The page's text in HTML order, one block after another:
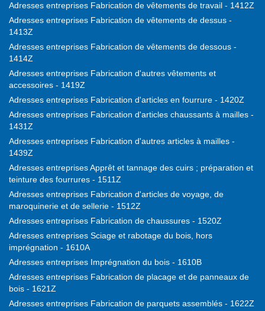
Adresses entreprises Fabrication de vêtements de travail - 1412Z
Adresses entreprises Fabrication de vêtements de dessus -
1413Z
Adresses entreprises Fabrication de vêtements de dessous -
1414Z
Adresses entreprises Fabrication d'autres vêtements et
accessoires - 1419Z
Adresses entreprises Fabrication d'articles en fourrure - 1420Z
Adresses entreprises Fabrication d'articles chaussants à mailles -
1431Z
Adresses entreprises Fabrication d'autres articles à mailles -
1439Z
Adresses entreprises Apprêt et tannage des cuirs ; préparation et
teinture des fourrures - 1511Z
Adresses entreprises Fabrication d'articles de voyage, de
maroquinerie et de sellerie - 1512Z
Adresses entreprises Fabrication de chaussures - 1520Z
Adresses entreprises Sciage et rabotage du bois, hors
imprégnation - 1610A
Adresses entreprises Imprégnation du bois - 1610B
Adresses entreprises Fabrication de placage et de panneaux de
bois - 1621Z
Adresses entreprises Fabrication de parquets assemblés - 1622Z